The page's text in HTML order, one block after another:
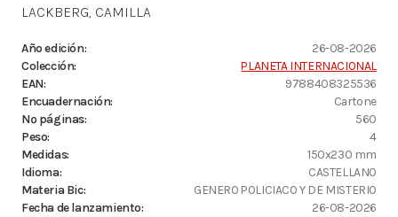
LACKBERG, CAMILLA
Año edición:
26-08-2026
Colección:
PLANETA INTERNACIONAL
EAN:
9788408325536
Encuadernación:
Cartone
Nº páginas:
560
Peso:
4
Medidas:
150x230 mm
Idioma:
CASTELLANO
Materia Bic:
GENERO POLICIACO Y DE MISTERIO
Fecha de lanzamiento:
26-08-2026